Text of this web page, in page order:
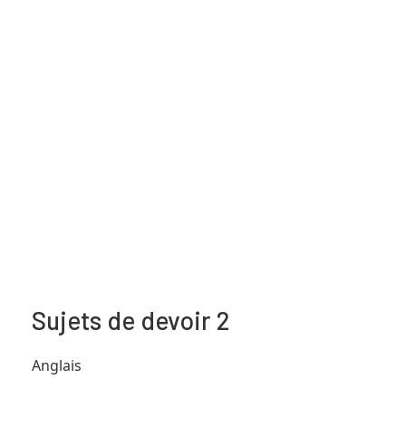
Sujets de devoir 2
Anglais